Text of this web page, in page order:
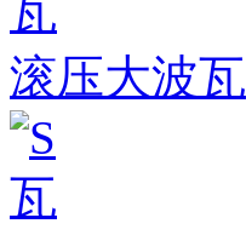
滚压大波瓦